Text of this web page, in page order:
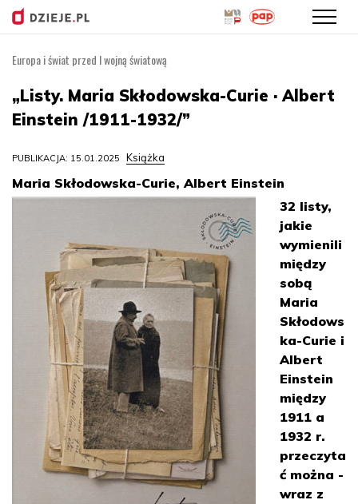
treści
Europa i świat przed I wojną światową
„Listy. Maria Skłodowska-Curie · Albert
Einstein /1911-1932/”
PUBLIKACJA: 15.01.2025 Książka
Maria Skłodowska-Curie, Albert Einstein
32 listy,
jakie
wymienili
między
sobą
Maria
Skłodows
ka-Curie i
Albert
Einstein
między
1911 a
1932 r.
przeczyta
ć można -
wraz z